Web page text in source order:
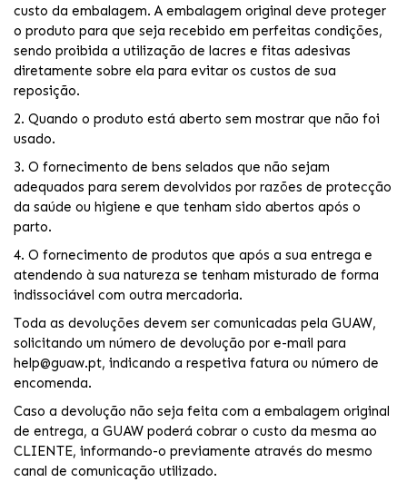
custo da embalagem. A embalagem original deve proteger
o produto para que seja recebido em perfeitas condições,
sendo proibida a utilização de lacres e fitas adesivas
diretamente sobre ela para evitar os custos de sua
reposição.
2. Quando o produto está aberto sem mostrar que não foi
usado.
3. O fornecimento de bens selados que não sejam
adequados para serem devolvidos por razões de protecção
da saúde ou higiene e que tenham sido abertos após o
parto.
4. O fornecimento de produtos que após a sua entrega e
atendendo à sua natureza se tenham misturado de forma
indissociável com outra mercadoria.
Toda as devoluções devem ser comunicadas pela GUAW,
solicitando um número de devolução por e-mail para
help@guaw.pt, indicando a respetiva fatura ou número de
encomenda.
Caso a devolução não seja feita com a embalagem original
de entrega, a GUAW poderá cobrar o custo da mesma ao
CLIENTE, informando-o previamente através do mesmo
canal de comunicação utilizado.